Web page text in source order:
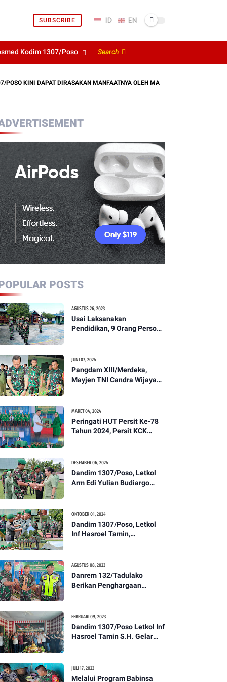
SUBSCRIBE
Kodim 1307/Poso Search
DAPAT DIRASAKAN MANFAATNYA OLEH MASYARAKAT
POSTS
AGUSTUS 26, 2023
Usai Laksanakan
Pendidikan, 9 Orang Personil
Ikuti Apel Pagi Dan
Pengecekan
JUNI 07, 2024
Pangdam XIII/Merdeka,
Mayjen TNI Candra Wijaya
MARET 04, 2024
Peringati HUT Persit Ke-78
Tahun 2024, Persit KCK
Kesehatan Tentang
Pencegahan DBD
DESEMBER 06, 2024
Dandim 1307/Poso, Letkol
Arm Edi Yulian Budiargo
1307/Poso
OKTOBER 01, 2024
Dandim 1307/Poso, Letkol
Inf Hasroel Tamin,
Kenaikan Pangkat Personel
Kodim 1307/Poso
AGUSTUS 08, 2023
Danrem 132/Tadulako
Berikan Penghargaan
FEBRUARI 09, 2023
Dandim 1307/Poso Letkol Inf
Hasroel Tamin S.H. Gelar
Tahun 2023
JULI 17, 2023
Melalui Program Babinsa